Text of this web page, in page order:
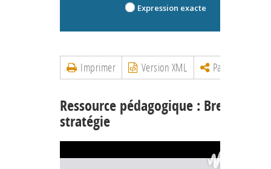
Expression exacte
Imprimer Version XML Partager
Ressource pédagogique : Brevet et
stratégie